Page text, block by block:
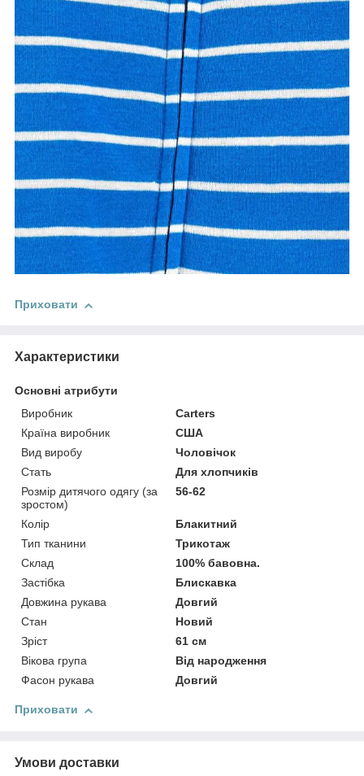
Приховати
Характеристики
Основні атрибути
Виробник
Carters
Країна виробник
США
Вид виробу
Чоловічок
Стать
Для хлопчиків
Розмір дитячого одягу (за
зростом)
56-62
Колір
Блакитний
Тип тканини
Трикотаж
Склад
100% бавовна.
Застібка
Блискавка
Довжина рукава
Довгий
Стан
Новий
Зріст
61 см
Вікова група
Від народження
Фасон рукава
Довгий
Приховати
Умови доставки